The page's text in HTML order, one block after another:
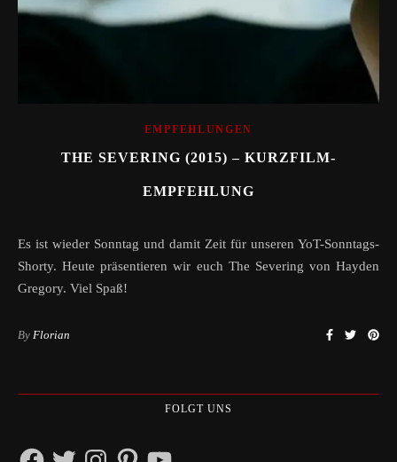
EMPFEHLUNGEN
THE SEVERING (2015) – KURZFILM-
EMPFEHLUNG
Es ist wieder Sonntag und damit Zeit für unseren YoT-Sonntags-
Shorty. Heute präsentieren wir euch The Severing von Hayden
Gregory. Viel Spaß!
By Florian
FOLGT UNS
FacebookTwitterInstagramPinterestYouTube